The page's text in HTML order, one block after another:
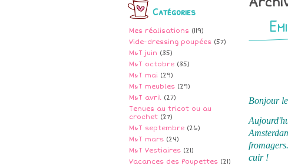
Catégories
Mes réalisations (119)
Vide-dressing poupées (57)
M&T juin (35)
M&T octobre (35)
M&T mai (29)
M&T meubles (29)
M&T avril (27)
Tenues au tricot ou au
crochet (27)
M&T septembre (26)
M&T mars (24)
M&T Vestiaires (21)
Vacances des Poupettes (21)
Bonjour
cuir !